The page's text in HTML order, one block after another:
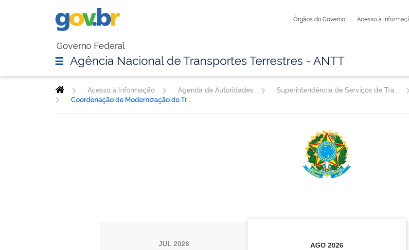
Órgãos do Governo Acesso à
Governo Federal
Agência Nacional de Transportes Terrestres - ANTT
Acesso à Informação Agenda de Autoridades
Coordenação de Modernização do Transporte Rodoviário e Multimodal de Cargas - COMOT
JUL 2026 AGO 2026